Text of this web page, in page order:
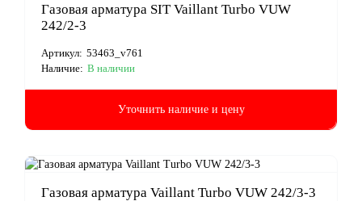
Газовая арматура SIT Vaillant Turbo VUW
242/2-3
Артикул: 53463_v761
Наличие: В наличии
Уточнить наличие и цену
Газовая арматура Vaillant Turbo VUW 242/3-3